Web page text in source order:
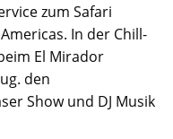
zum Safari
In der Chill-
El Mirador
den
Show und DJ Musik